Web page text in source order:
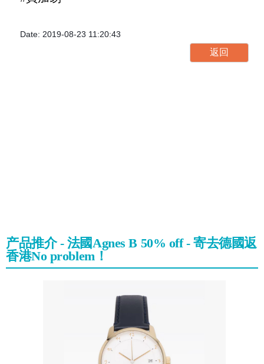
Date: 2019-08-23 11:20:43
产品推介 - 法國Agnes B 50% off - 寄去德國返
香港No problem！